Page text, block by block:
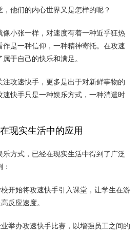
他们的内心世界又是怎样的呢？
小张一样，对速度有着一种近乎狂热
是一种信仰，一种精神寄托。在攻速
于自己的快乐和满足。
攻速快手，更多是出于对新鲜事物的
快手只是一种娱乐方式，一种消遣时
现实生活中的应用
方式，已经在现实生活中得到了广泛
校开始将攻速快手引入课堂，让学生在游
反应速度。
举办攻速快手比赛，以增强员工之间的